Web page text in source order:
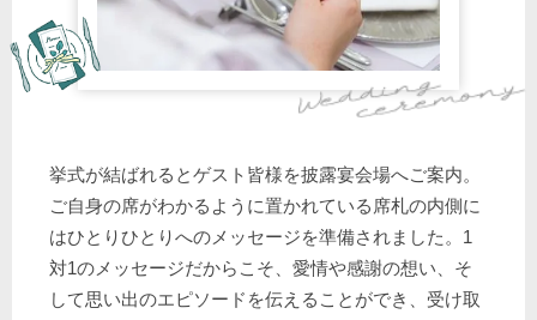
挙式が結ばれるとゲスト皆様を披露宴会場へご案内。
ご自身の席がわかるように置かれている席札の内側に
はひとりひとりへのメッセージを準備されました。1
対1のメッセージだからこそ、愛情や感謝の想い、そ
して思い出のエピソードを伝えることができ、受け取